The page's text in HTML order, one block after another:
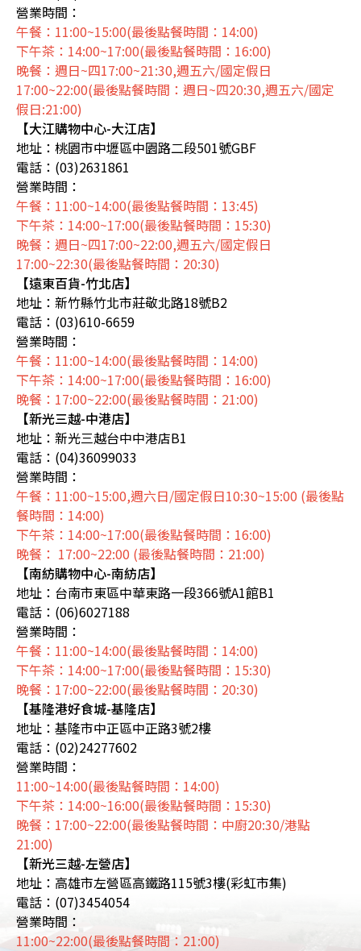
營業時間：
午餐：11:00~15:00(最後點餐時間：14:00)
下午茶：14:00~17:00(最後點餐時間：16:00)
晚餐：週日~四17:00~21:30,週五六/國定假日
17:00~22:00(最後點餐時間：週日~四20:30,週五六/國定
假日:21:00)
【大江購物中心-大江店】
地址：桃園市中壢區中園路二段501號GBF
電話：(03)2631861
營業時間：
午餐：11:00~14:00(最後點餐時間：13:45)
下午茶：14:00~17:00(最後點餐時間：15:30)
晚餐：週日~四17:00~22:00,週五六/國定假日
17:00~22:30(最後點餐時間：20:30)
【遠東百貨-竹北店】
地址：新竹縣竹北市莊敬北路18號B2
電話：(03)610-6659
營業時間：
午餐：11:00~14:00(最後點餐時間：14:00)
下午茶：14:00~17:00(最後點餐時間：16:00)
晚餐：17:00~22:00(最後點餐時間：21:00)
【新光三越-中港店】
地址：新光三越台中中港店B1
電話：(04)36099033
營業時間：
午餐：11:00~15:00,週六日/國定假日10:30~15:00 (最後點
餐時間：14:00)
下午茶：14:00~17:00(最後點餐時間：16:00)
晚餐： 17:00~22:00 (最後點餐時間：21:00)
【南紡購物中心-南紡店】
地址：台南市東區中華東路一段366號A1館B1
電話：(06)6027188
營業時間：
午餐：11:00~14:00(最後點餐時間：14:00)
下午茶：14:00~17:00(最後點餐時間：15:30)
晚餐：17:00~22:00(最後點餐時間：20:30)
【基隆港好食城-基隆店】
地址：基隆市中正區中正路3號2樓
電話：(02)24277602
營業時間：
11:00~14:00(最後點餐時間：14:00)
下午茶：14:00~16:00(最後點餐時間：15:30)
晚餐：17:00~22:00(最後點餐時間：中廚20:30/港點
21:00)
【新光三越-左營店】
地址：高雄市左營區高鐵路115號3樓(彩虹市集)
電話：(07)3454054
營業時間：
11:00~22:00(最後點餐時間：21:00)